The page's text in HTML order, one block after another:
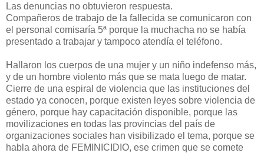
Las denuncias no obtuvieron respuesta.
Compañeros de trabajo de la fallecida se comunicaron con
el personal comisaría 5ª porque la muchacha no se había
presentado a trabajar y tampoco atendía el teléfono.
Hallaron los cuerpos de una mujer y un niño indefenso más,
y de un hombre violento más que se mata luego de matar.
Cierre de una espiral de violencia que las instituciones del
estado ya conocen, porque existen leyes sobre violencia de
género, porque hay capacitación disponible, porque las
movilizaciones en todas las provincias del país de
organizaciones sociales han visibilizado el tema, porque se
habla ahora de FEMINICIDIO, ese crimen que se comete